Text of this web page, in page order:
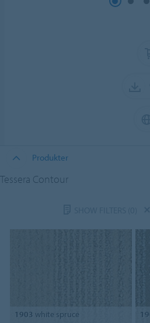
Produkter
Tessera Contour
1903 white spruce